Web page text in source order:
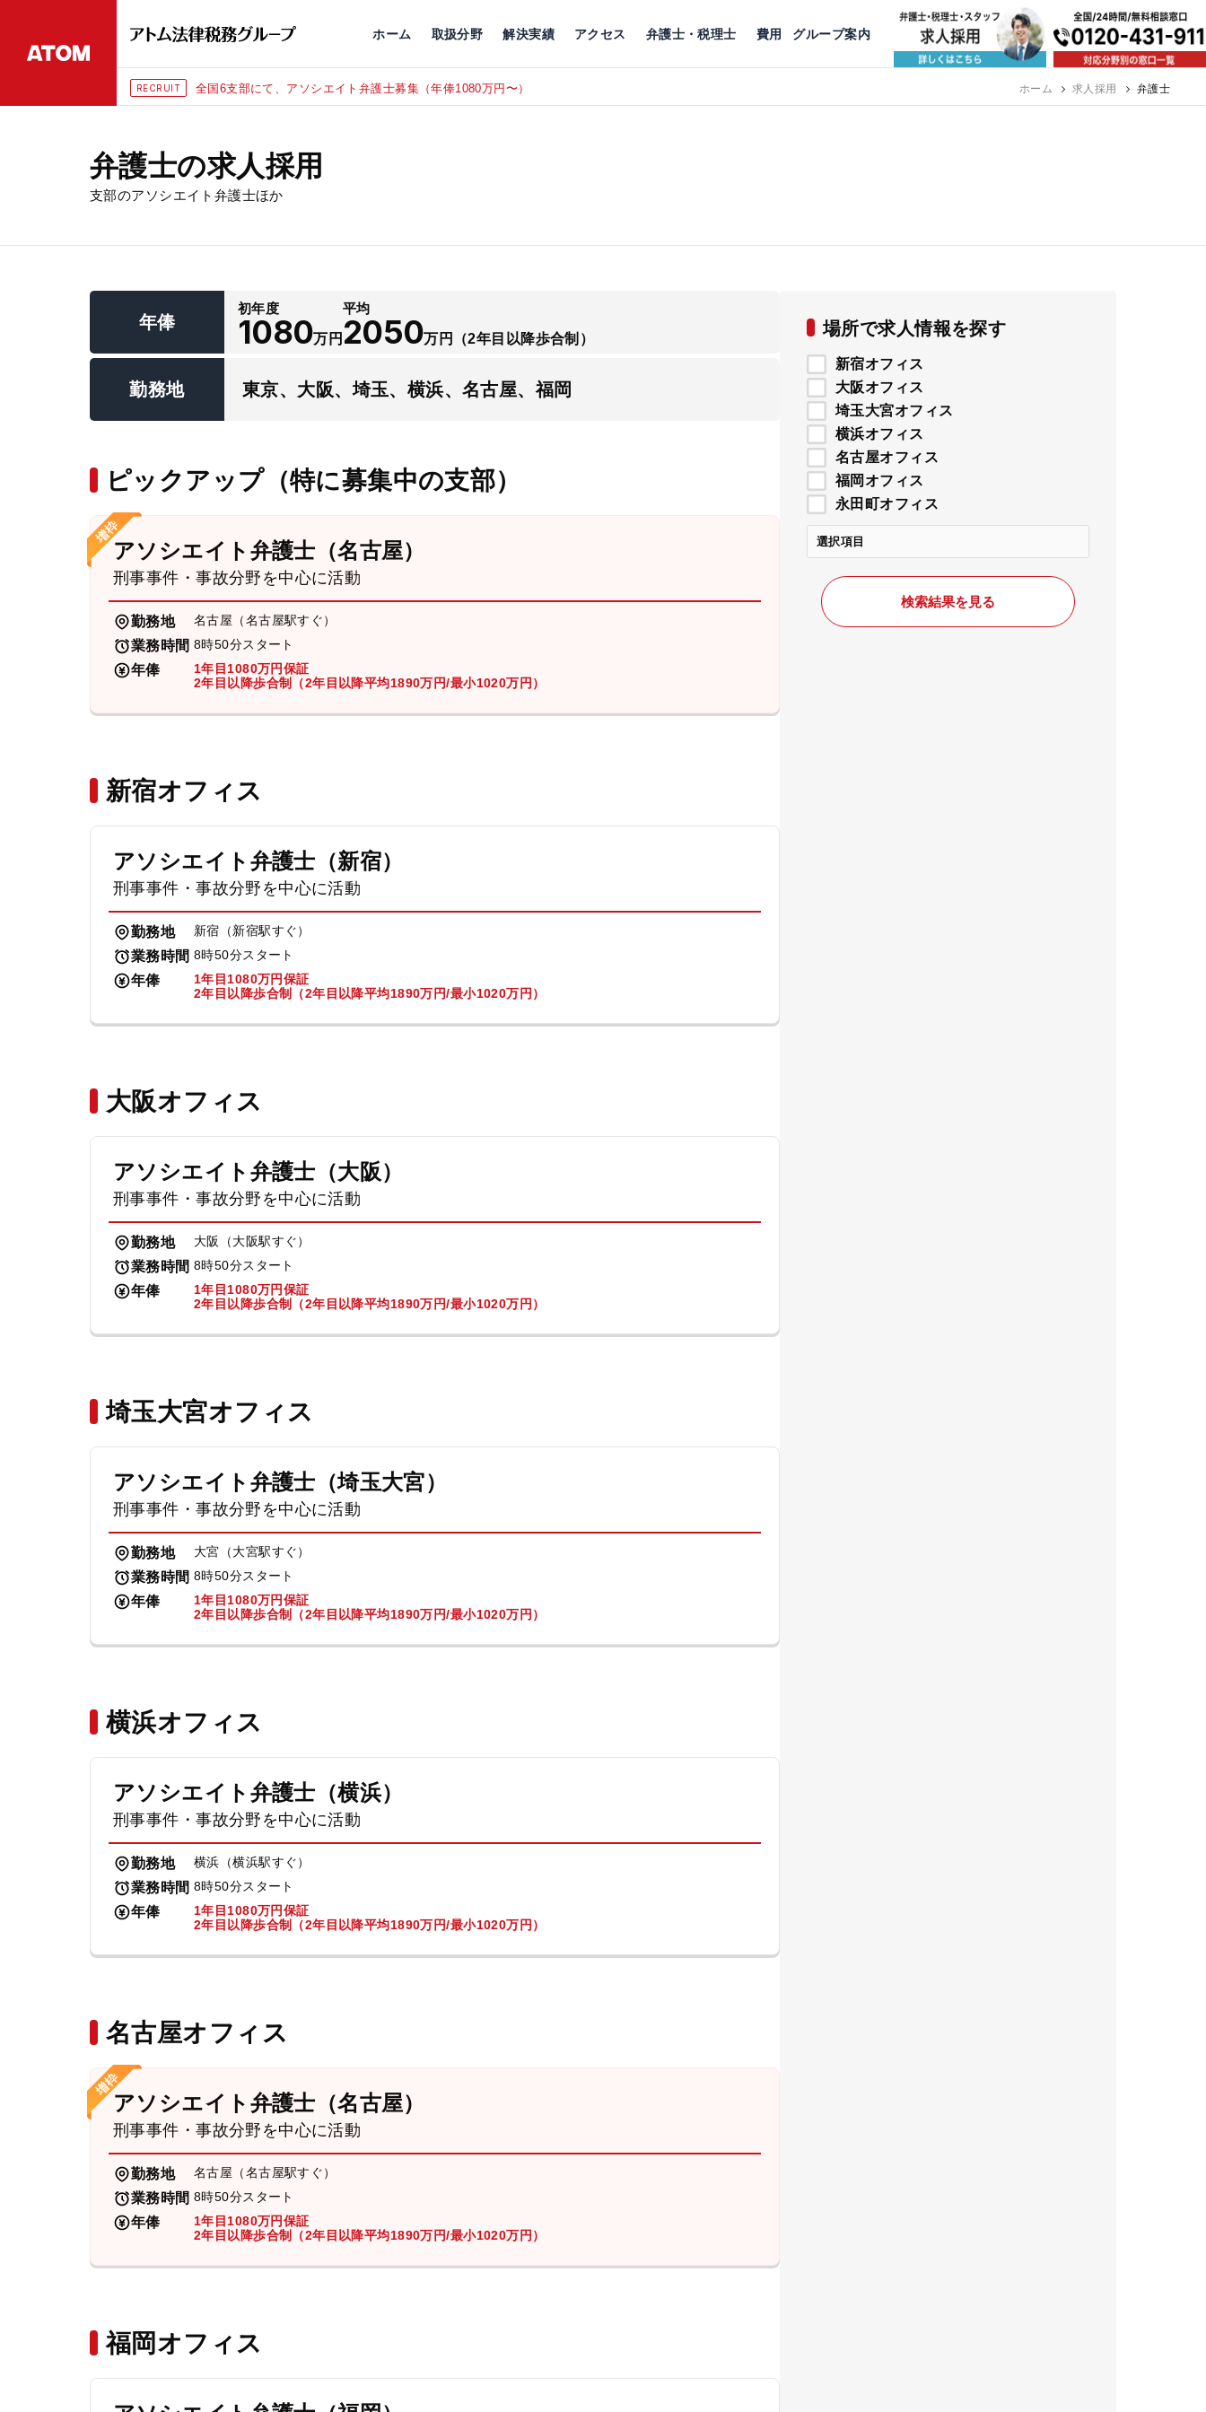
ホーム 取扱分野
公益活動
解決実績 アクセス
京都 神戸 福岡
弁護士・税理士 費用 グループ案内
RECRUIT 全国6支部にて、アソシエイト弁護士募集（年俸1080万円〜）
弁護士の求人採用
支部のアソシエイト弁護士ほか
場所で求人情報を探す
新宿オフィス
大阪オフィス
埼玉大宮オフィス
横浜オフィス
名古屋オフィス
福岡オフィス
永田町オフィス
選択項目
検索結果を見る
年俸
初年度
1080万円
平均
2050万円 （2年目以降歩合制）
勤務地 東京、大阪、埼玉、横浜、名古屋、福岡
ピックアップ（特に募集中の支部）
アソシエイト弁護士（名古屋）
刑事事件・事故分野を中心に活動
勤務地 名古屋（名古屋駅すぐ）
業務時間 8時50分スタート
年俸
1年目1080万円保証
2年目以降歩合制（2年目以降平均1890万円/最小1020万円）
新宿オフィス
アソシエイト弁護士（新宿）
刑事事件・事故分野を中心に活動
勤務地 新宿（新宿駅すぐ）
業務時間 8時50分スタート
年俸
1年目1080万円保証
2年目以降歩合制（2年目以降平均1890万円/最小1020万円）
大阪オフィス
アソシエイト弁護士（大阪）
刑事事件・事故分野を中心に活動
勤務地 大阪（大阪駅すぐ）
業務時間 8時50分スタート
年俸
1年目1080万円保証
2年目以降歩合制（2年目以降平均1890万円/最小1020万円）
埼玉大宮オフィス
アソシエイト弁護士（埼玉大宮）
刑事事件・事故分野を中心に活動
勤務地 大宮（大宮駅すぐ）
業務時間 8時50分スタート
年俸
1年目1080万円保証
2年目以降歩合制（2年目以降平均1890万円/最小1020万円）
横浜オフィス
アソシエイト弁護士（横浜）
刑事事件・事故分野を中心に活動
勤務地 横浜（横浜駅すぐ）
業務時間 8時50分スタート
年俸
1年目1080万円保証
2年目以降歩合制（2年目以降平均1890万円/最小1020万円）
名古屋オフィス
アソシエイト弁護士（名古屋）
刑事事件・事故分野を中心に活動
勤務地 名古屋（名古屋駅すぐ）
業務時間 8時50分スタート
年俸
1年目1080万円保証
2年目以降歩合制（2年目以降平均1890万円/最小1020万円）
福岡オフィス
ホーム 求人採用 弁護士